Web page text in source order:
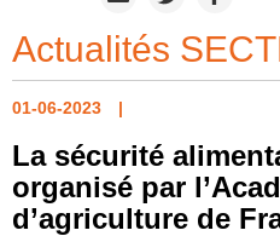
Actualités
01-06-2023
La sécurité
organisé par
d’agriculture de